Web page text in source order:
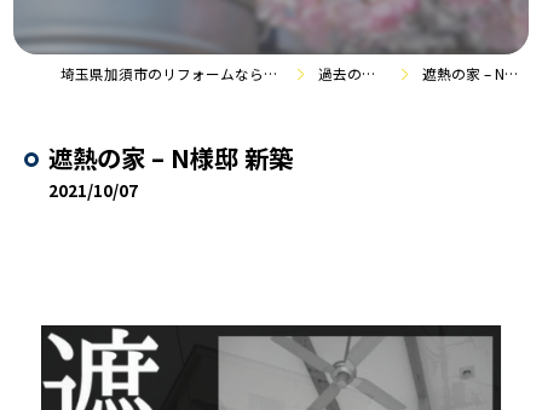
埼玉県加須市のリフォームなら株式会社エアロック 過去の施工事例 遮熱の家 – N様邸 新築
遮熱の家 – N様邸 新築
2021/10/07